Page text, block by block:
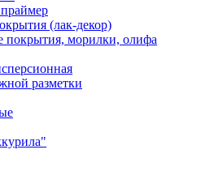
(лак-декор)
покрытия, морилки, олифа
разметки